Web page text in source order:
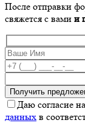
После отправки
свяжется с вами и
Даю согласие
данных в